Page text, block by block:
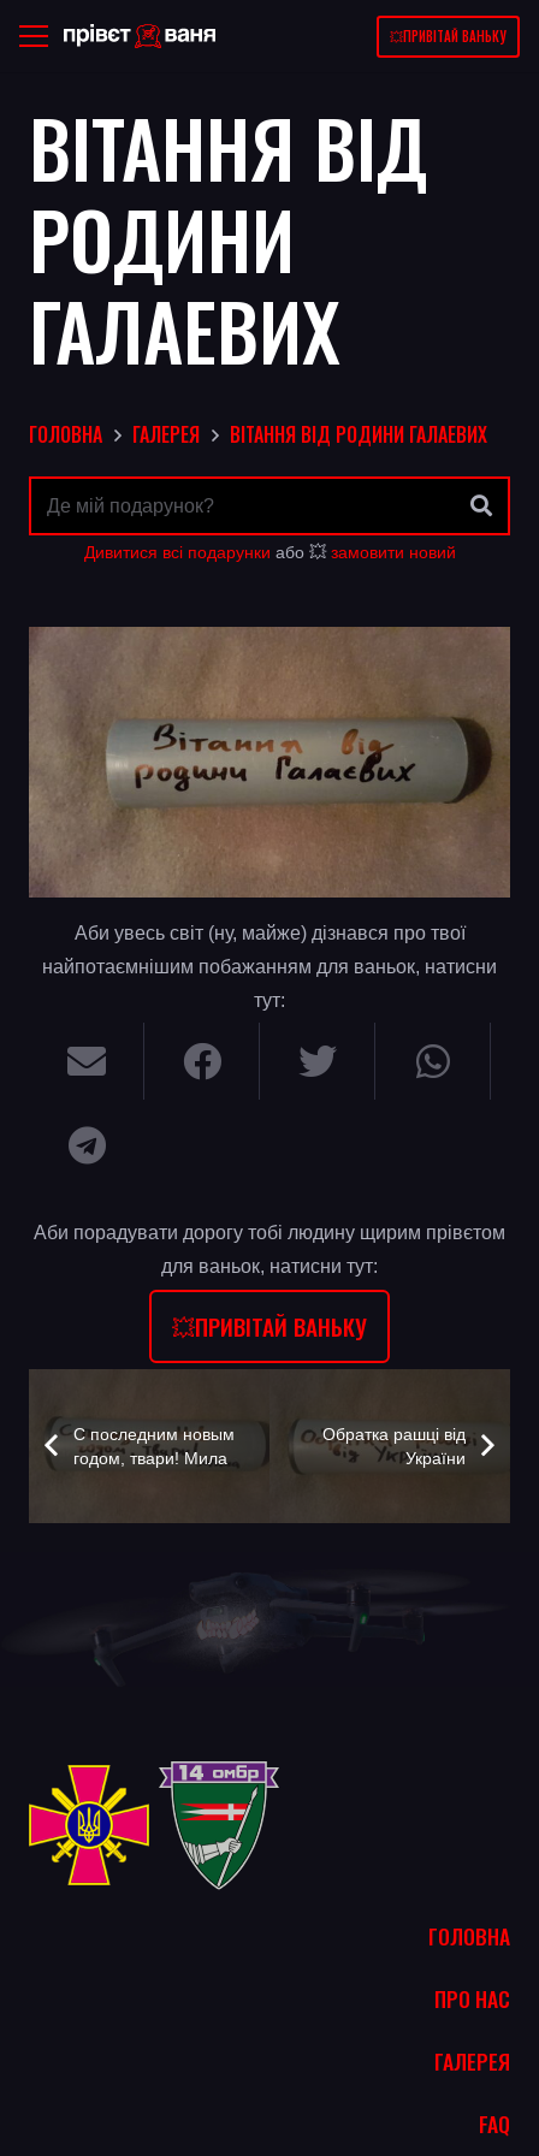
💥ПРИВІТАЙ ВАНЬКУ
ВІТАННЯ ВІД
РОДИНИ
ГАЛАЕВИХ
ГОЛОВНА ГАЛЕРЕЯ ВІТАННЯ ВІД РОДИНИ ГАЛАЕВИХ
Дивитися всі подарунки або 💥замовити новий
Аби увесь світ (ну, майже) дізнався про твої
найпотаємнішим побажанням для ваньок, натисни
тут:
Аби порадувати дорогу тобі людину щирим прівєтом
для ваньок, натисни тут:
💥ПРИВІТАЙ ВАНЬКУ
С последним новым
годом, твари! Мила
Обратка рашці від
України
ГОЛОВНА
ПРО НАС
ГАЛЕРЕЯ
FAQ